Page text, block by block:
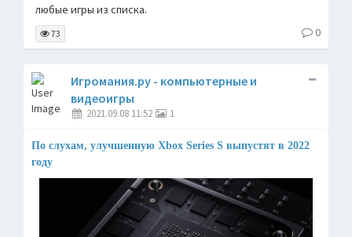
любые игры из списка.
73 0
Игромания.ру - компьютерные и
видеоигры
2021.09.08 11:52 1
По слухам, улучшенную Xbox Series S выпустят в 2022
году